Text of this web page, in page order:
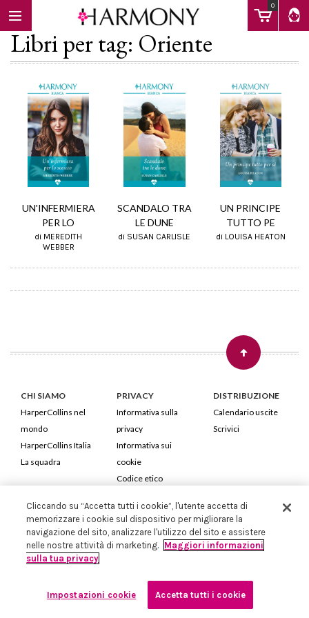
0
EBOOK
Calendario
Libri per tag: Oriente
UN'INFERMIERA
PER LO
di MEREDITH
WEBBER
SCANDALO TRA
LE DUNE
di SUSAN CARLISLE
UN PRINCIPE
TUTTO PE
di LOUISA HEATON
CHI SIAMO
HarperCollins nel
mondo
HarperCollins Italia
La squadra
PRIVACY
Informativa sulla
privacy
Informativa sui
cookie
Codice etico
DISTRIBUZIONE
Calendario uscite
Scrivici
HarperCollins Italia S.p.A. Viale Monte Nero, 84 - 20135 Milano
Cod. Fiscale e P.IVA 05946780151 - Capitale Sociale 258.250 €
Iscritta in Milano al Registro delle imprese nr.198004 e REA nr.1051898
Cliccando su “Accetta tutti i cookie”, l'utente accetta di
memorizzare i cookie sul dispositivo per migliorare la
navigazione del sito, analizzare l'utilizzo del sito e assistere
nelle nostre attività di marketing. Maggiori informazioni
sulla tua privacy
Impostazioni cookie Accetta tutti i cookie